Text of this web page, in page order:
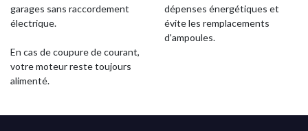
garages sans raccordement
électrique.
dépenses énergétiques et
évite les remplacements
d'ampoules.
En cas de coupure de courant,
votre moteur reste toujours
alimenté.